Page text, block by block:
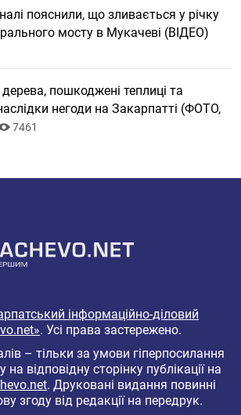
пояснили, що зливається у річку
мосту в Мукачеві (ВІДЕО)
пошкоджені теплиці та
негоди на Закарпатті (ФОТО,
7461
інформаційно-діловий
. Усі права застережено.
– тільки за умови гіперпосилання
відповідну сторінку публікації на
. Друковані видання повинні
згоду від редакції на передрук.